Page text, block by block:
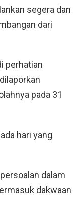
segera dan
dari
perhatian
pada 31
hari yang
dalam
dakwaan